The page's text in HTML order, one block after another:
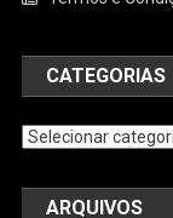
CATEGORIAS
Categorias
ARQUIVOS